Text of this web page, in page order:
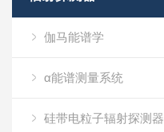
伽马能谱学
α能谱测量系统
硅带电粒子辐射探测器